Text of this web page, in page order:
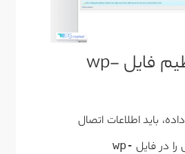
مرحله 3: تنظیم فایل wp-
باید اطلاعات اتصال
در فایل wp-